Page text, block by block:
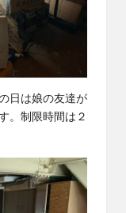
日は娘の友達が
。制限時間は２